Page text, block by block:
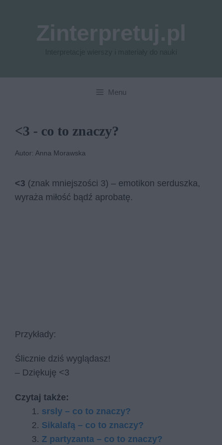
Menu
<3 - co to znaczy?
Autor: Anna Morawska
<3 (znak mniejszości 3) – emotikon serduszka,
wyraża miłość bądź aprobatę.
Przykłady:
Ślicznie dziś wyglądasz!
– Dziękuję <3
Czytaj także:
srsly – co to znaczy?
Sikalafą – co to znaczy?
Z partyzanta – co to znaczy?